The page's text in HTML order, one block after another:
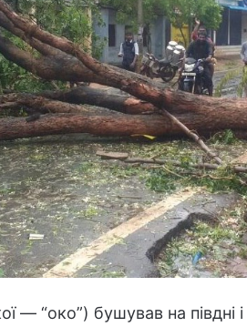
— “око”) бушував на півдні і